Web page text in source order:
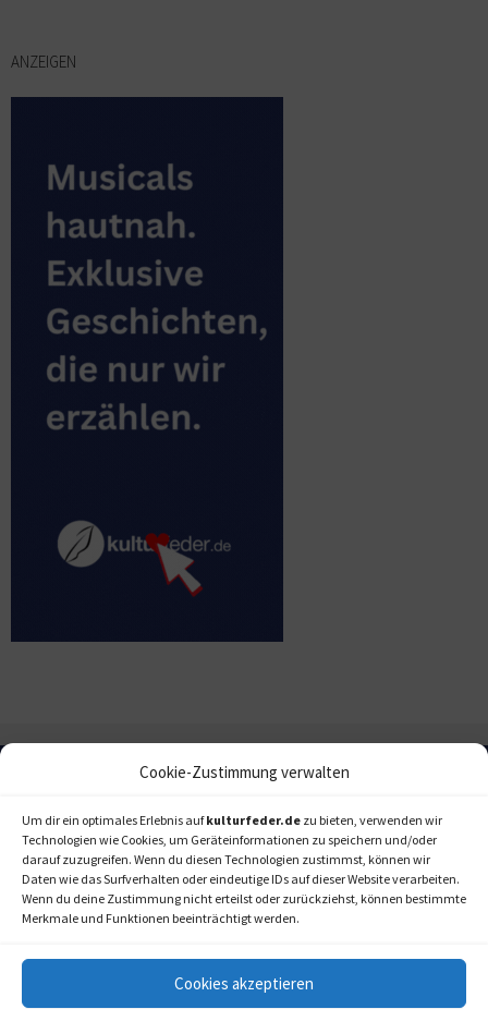
Cookie-Zustimmung verwalten
Um dir ein optimales Erlebnis aufkulturfeder.de zu bieten, verwenden wir
Technologien wie Cookies, um Geräteinformationen zu speichern und/oder
darauf zuzugreifen. Wenn du diesen Technologien zustimmst, können wir
Daten wie das Surfverhalten oder eindeutige IDs auf dieser Website verarbeiten.
Wenn du deine Zustimmung nicht erteilst oder zurückziehst, können bestimmte
Merkmale und Funktionen beeinträchtigt werden.
Cookies akzeptieren
ANZEIGEN